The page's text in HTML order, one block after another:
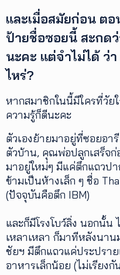
และเมื่อสมัยก่อน ตอ
ป้ายชื่อซอยนี้ สะกด
นะคะ แต่จำไม่ได้ ว่
ไหร่?
หากสมาชิกในนี้มีใครที่วัย
ความรู้ก็ดีนะคะ
ตัวเองย้ายมาอยู่ที่ซอยอา
ตัวบ้าน, คุณพ่อปลูกเสร็จ
มาอยู่ใหม่ๆ มีแค่ตึกแถวป
ข้ามเป็นห้างเล็ก ๆ ชื่อ
(ปัจจุบันคือตึก IBM)
และก็มีโรงโบว์ลิ่ง นอกนั้น
เหลาเหลา ก็มาทีหลังนา
ชัยฯ มีตึกแถวแค่ประปรา
อาหารเล็กน้อย (ไม่เรียง